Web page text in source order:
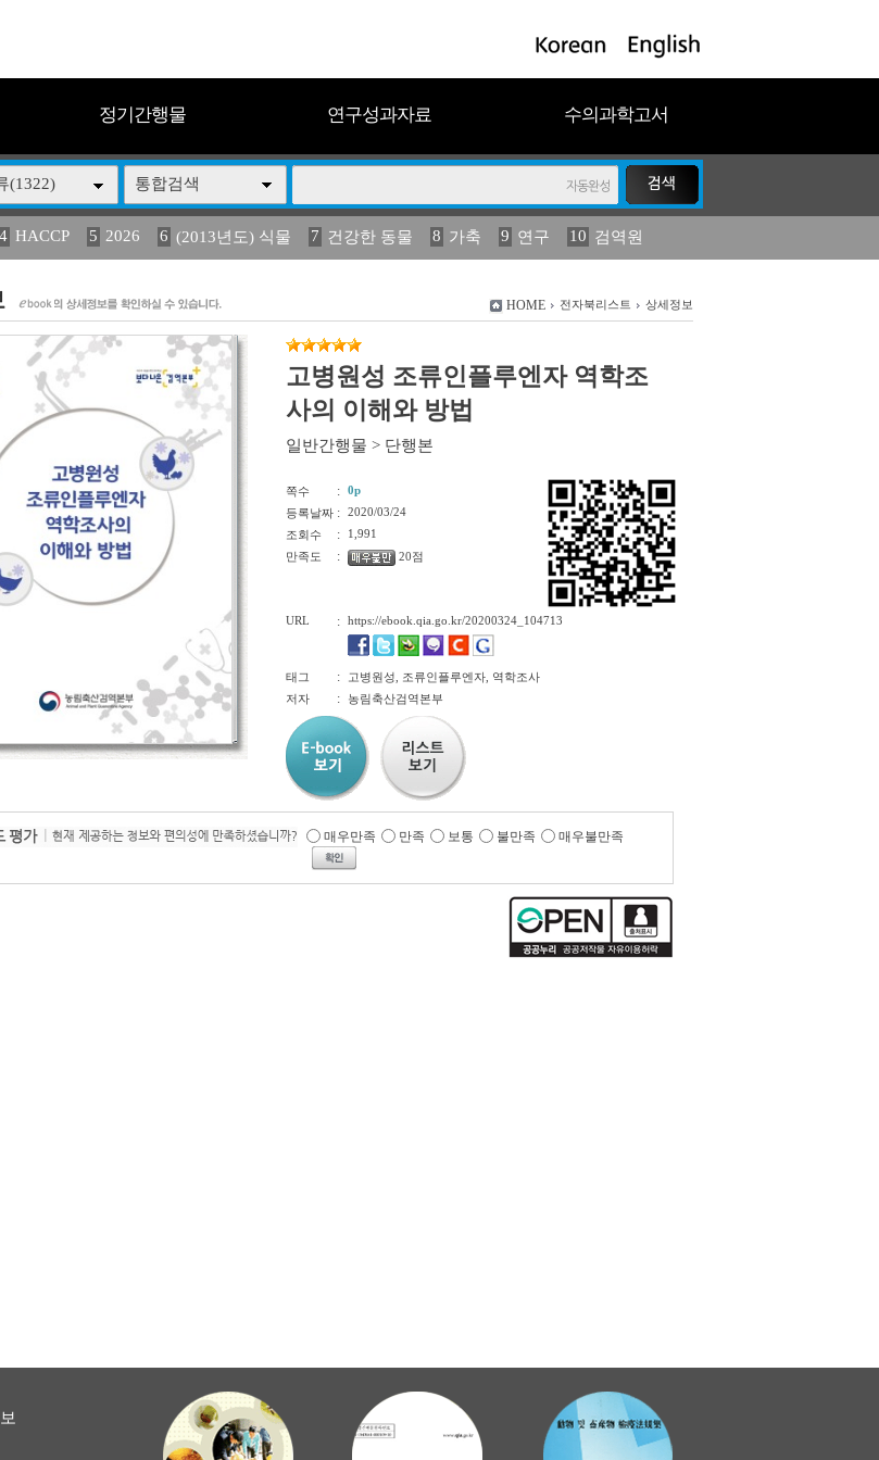
정기간행물 연구성과자료 수의과학고서
(1322) 통합검색
4 HACCP 5 2026 6 (2013년도) 식물 7 건강한 동물 8 가축 9 연구 10 검역원
異 14 (2013년도) 식 15 구제역 16 관리 17 연보 18 농림수산 19 2023
HOME 전자북리스트 상세정보
고병원성 조류인플루엔자 역학조
사의 이해와 방법
일반간행물 > 단행본
쪽수 :
0p
등록날짜 :
2020/03/24
조회수
:
1,991
만족도
: 20점
URL : https://ebook.qia.go.kr/20200324_104713
태그 :
고병원성, 조류인플루엔자, 역학조사
저자
: 농림축산검역본부
매우만족 만족 보통 불만족 매우불만족